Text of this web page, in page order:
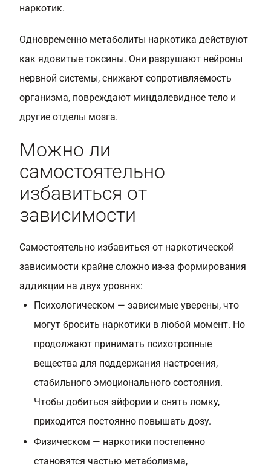
наркотик.
Одновременно метаболиты наркотика действуют
как ядовитые токсины. Они разрушают нейроны
нервной системы, снижают сопротивляемость
организма, повреждают миндалевидное тело и
другие отделы мозга.
Можно ли
самостоятельно
избавиться от
зависимости
Самостоятельно избавиться от наркотической
зависимости крайне сложно из-за формирования
аддикции на двух уровнях:
Психологическом — зависимые уверены, что
могут бросить наркотики в любой момент. Но
продолжают принимать психотропные
вещества для поддержания настроения,
стабильного эмоционального состояния.
Чтобы добиться эйфории и снять ломку,
приходится постоянно повышать дозу.
Физическом — наркотики постепенно
становятся частью метаболизма,